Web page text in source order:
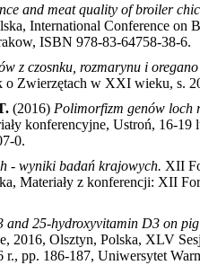
and meat quality of broiler
International Conference on
ISBN 978-83-64758-38-6.
z czosnku, rozmarynu i
Zwierzętach w XXI wieku, s.
(2016) Polimorfizm genów loch
konferencyjne, Ustroń, 16-
0.
- wyniki badań krajowych. XII
Materiały z konferencji: XII
and 25-hydroxyvitamin D3 on
Olsztyn, Polska, XLV
pp. 186-187, Uniwersytet